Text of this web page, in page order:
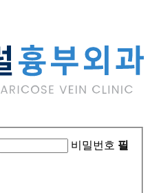
비밀번호 필